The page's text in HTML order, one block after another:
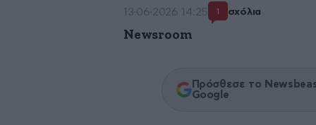
13·06·2026 14:25 1 σχόλια
Newsroom
Πρόσθεσε το
Google